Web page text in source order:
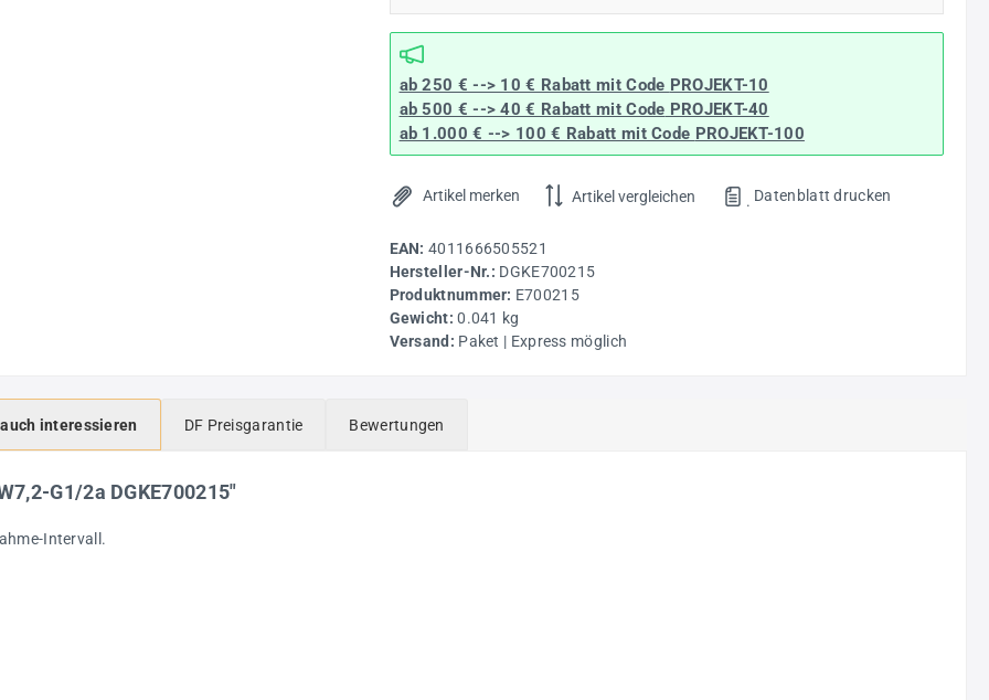
ab 250 € --> 10 € Rabatt mit Code PROJEKT-10
ab 500 € --> 40 € Rabattmit Code PROJEKT-40
ab 1.000 € --> 100 € Rabatt mit Code PROJEKT-100
Artikel merken Artikel vergleichen . Datenblatt drucken
EAN: 4011666505521
Hersteller-Nr.: DGKE700215
Produktnummer: E700215
Gewicht:0.041 kg
Versand: Paket | Express möglich
interessieren DF Preisgarantie Bewertungen
G1/2a DGKE700215"
Intervall.